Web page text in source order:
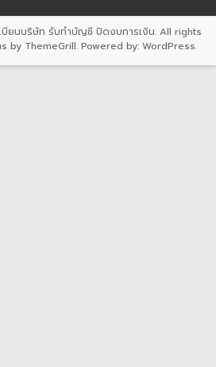
บียนบริษัท รับทำบัญชี ปิดงบการเงิน. All rights
by ThemeGrill. Powered by:WordPress.